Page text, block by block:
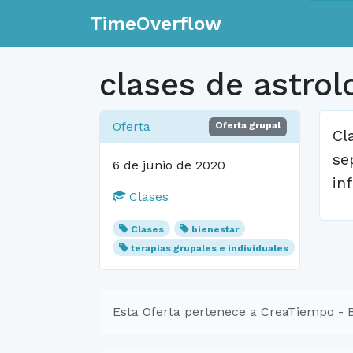
TimeOverflow
clases de
Oferta Oferta grupal
6 de junio de 2020
Clases
Clases
bienestar
terapias grupales e individuales
Esta Oferta pertenece a CreaTiempo -